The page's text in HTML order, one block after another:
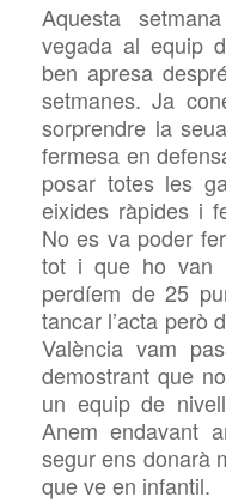
Aquesta
vegada al equip
ben apresa
setmanes. Ja
sorprendre la
fermesa en
posar totes les
eixides ràpides i
No es va poder
tot i que ho van
perdíem de 25
tancar l’acta però
València vam
demostrant que
un equip de
Anem endavant
segur ens donarà
que ve en infantil.